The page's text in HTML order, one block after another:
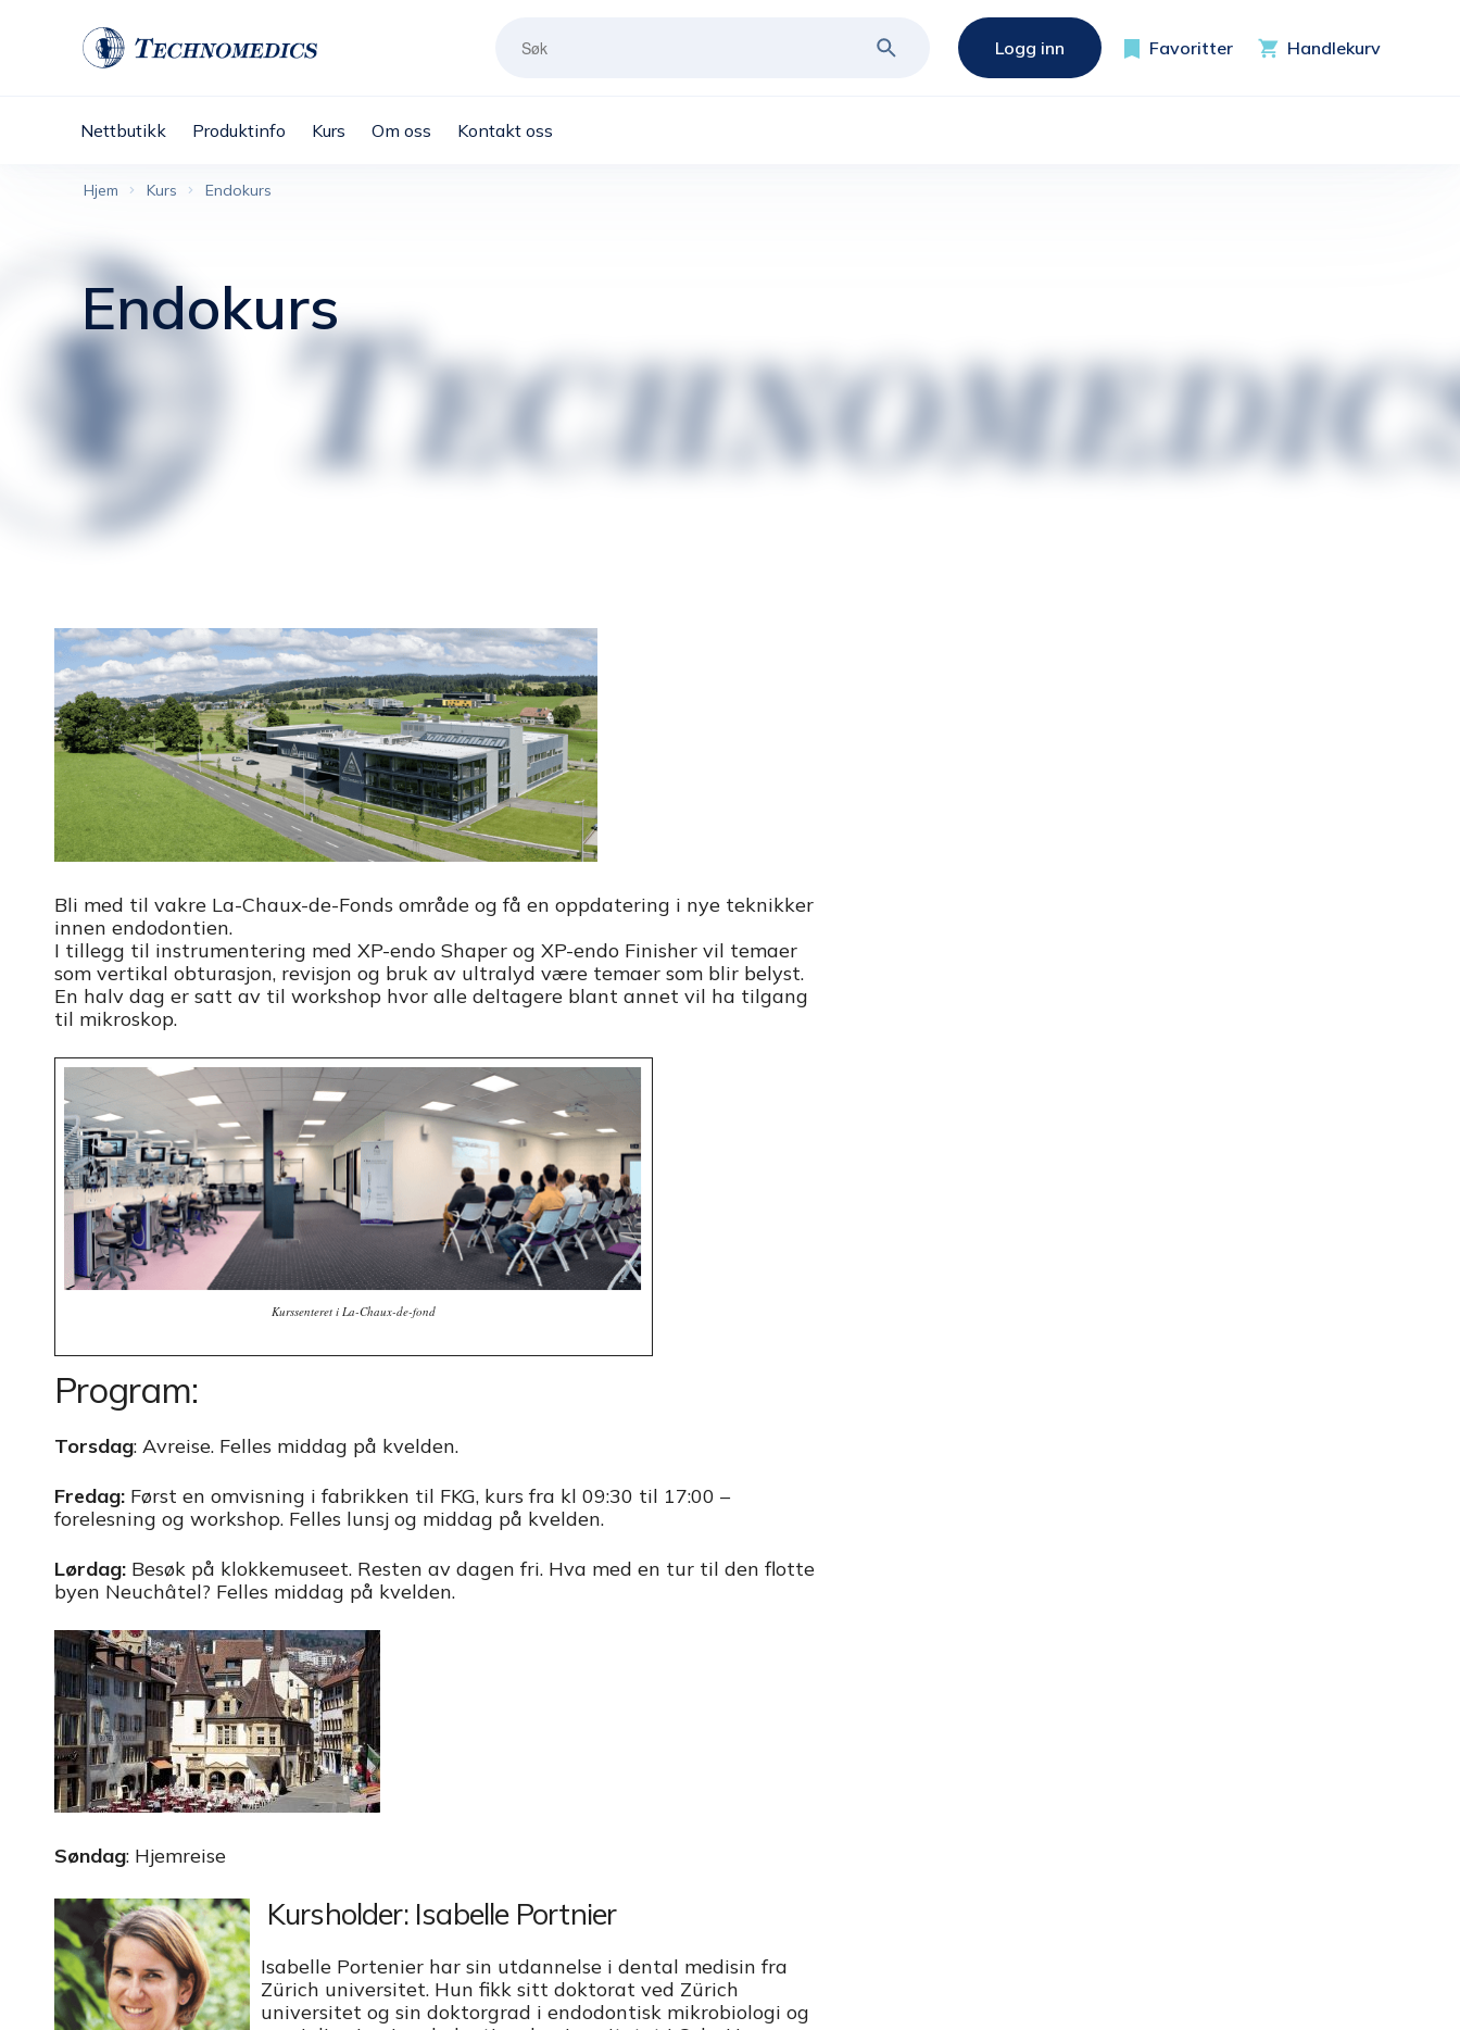
Logg inn Favoritter Handlekurv
Nettbutikk Produktinfo Kurs Om oss Kontakt oss
Hjem Kurs Endokurs
Endokurs
Bli med til vakre La-Chaux-de-Fonds område og få en oppdatering i nye teknikker
innen endodontien.
I tillegg til instrumentering med XP-endo Shaper og XP-endo Finisher vil temaer
som vertikal obturasjon, revisjon og bruk av ultralyd være temaer som blir belyst.
En halv dag er satt av til workshop hvor alle deltagere blant annet vil ha tilgang
til mikroskop.
Kurssenteret i La-Chaux-de-fond
Program:
Torsdag: Avreise. Felles middag på kvelden.
Fredag:Først en omvisning i fabrikken til FKG, kurs fra kl 09:30 til 17:00 –
forelesning og workshop. Felles lunsj og middag på kvelden.
Lørdag:Besøk på klokkemuseet. Resten av dagen fri. Hva med en tur til den flotte
byen Neuchâtel? Felles middag på kvelden.
Søndag: Hjemreise
Kursholder: Isabelle Portnier
Isabelle Portenier har sin utdannelse i dental medisin fra
Zürich universitet. Hun fikk sitt doktorat ved Zürich
universitet og sin doktorgrad i endodontisk mikrobiologi og